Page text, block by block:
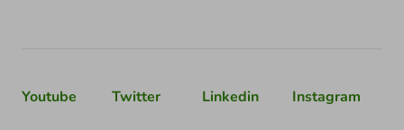
Youtube Twitter Linkedin Instagram